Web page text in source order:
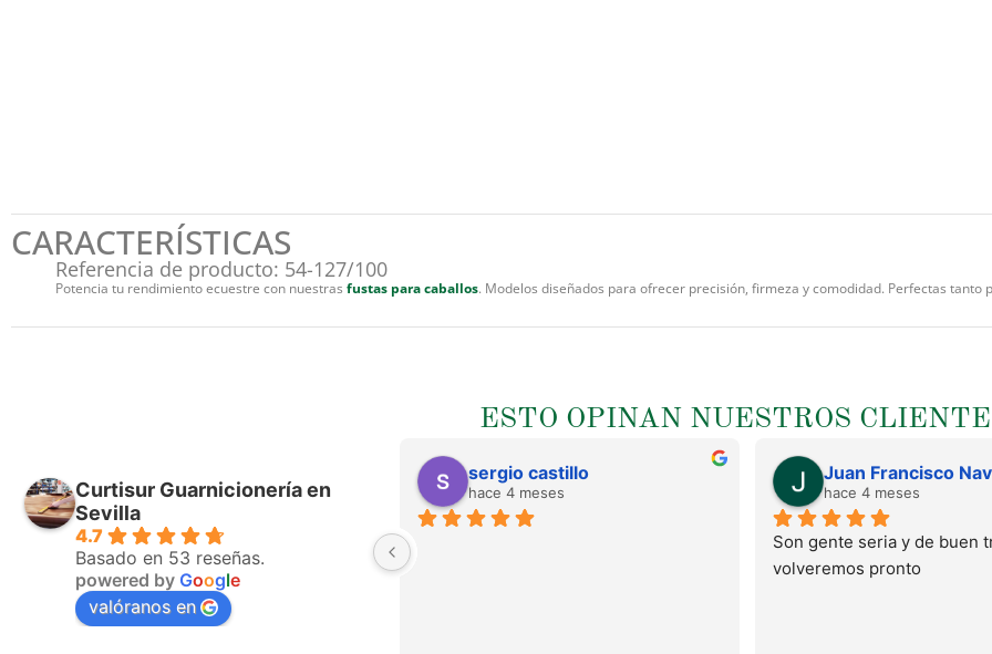
CARACTERÍSTICAS
Referencia de producto: 54-127/100
Potencia tu rendimiento ecuestre con nuestras fustas para caballos. Modelos diseñados para ofrecer precisión, firmeza y comodidad. Perfectas tanto
ESTO OPINAN NUESTROS
Curtisur Guarnicionería en
Sevilla
4.7
Basado en 53 reseñas.
powered by Google
valóranos en
sergio castillo
hace 4 meses hace 4 meses
Son gente seria y de buen
volveremos pronto